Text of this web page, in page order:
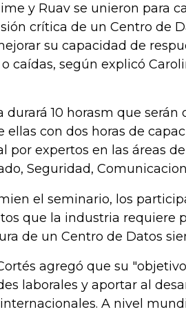
y Ruav se unieron para
crítica de un Centro de
su capacidad de
caídas, según explicó
durará 10 horasm que
ellas con dos horas de
por expertos en las áreas
Seguridad,
el seminario, los
que la industria requiere
de un Centro de Datos
agregó que su
laborales y aportar al
A nivel